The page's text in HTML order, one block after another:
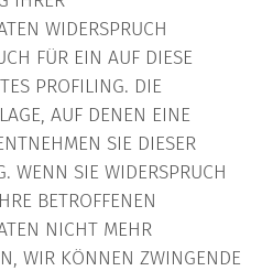
WIDERSPRUCH
FÜR EIN AUF DIESE
PROFILING. DIE
AUF DENEN EINE
SIE DIESER
WENN SIE WIDERSPRUCH
BETROFFENEN
NICHT MEHR
WIR KÖNNEN ZWINGENDE